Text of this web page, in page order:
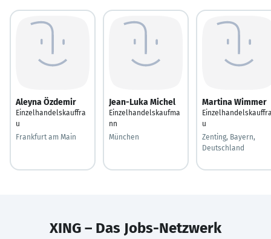
Aleyna Özdemir
Einzelhandelskauffra
u
Frankfurt am Main
Jean-Luka Michel
Einzelhandelskaufma
nn
München
Martina Wimmer
u
Zenting, Bayern,
Deutschland
XING – Das Jobs-Netzwerk